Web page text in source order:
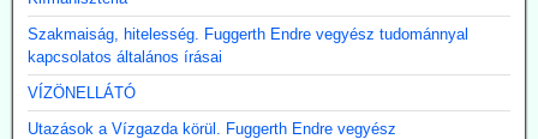
Szakmaiság, hitelesség. Fuggerth Endre vegyész tudománnyal
kapcsolatos általános írásai
VÍZÖNELLÁTÓ
Utazások a Vízgazda körül. Fuggerth Endre vegyész